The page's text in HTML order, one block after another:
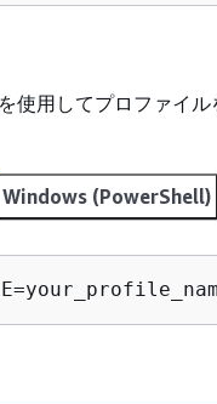
使用してプロファイル
Windows (PowerShell)